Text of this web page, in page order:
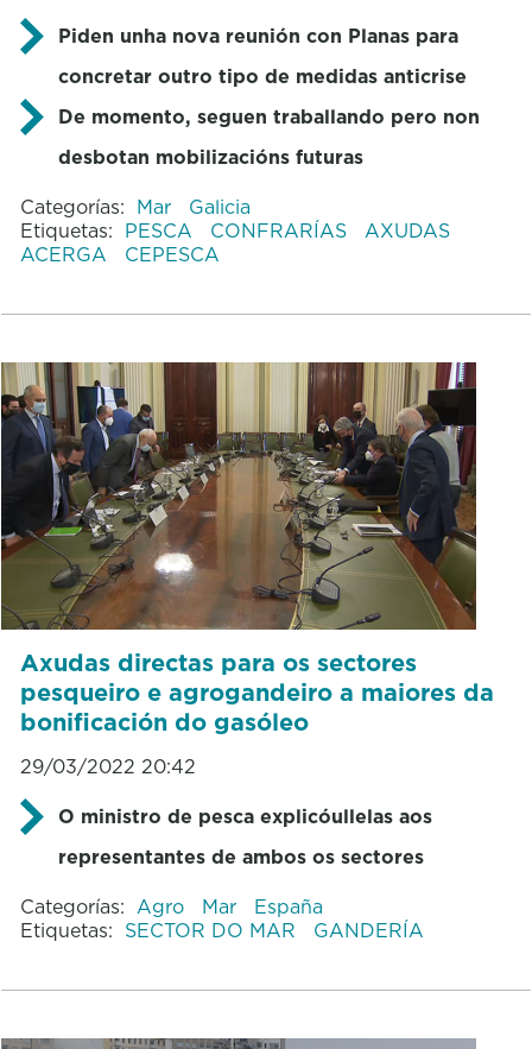
Piden unha nova reunión con Planas para
concretar outro tipo de medidas anticrise
De momento, seguen traballando pero non
desbotan mobilizacións futuras
Categorías: Mar
Galicia
Etiquetas: PESCA CONFRARÍAS
AXUDAS
ACERGA
CEPESCA
Axudas directas para os sectores
pesqueiro e agrogandeiro a maiores da
bonificación do gasóleo
29/03/2022 20:42
O ministro de pesca explicóullelas aos
representantes de ambos os sectores
Categorías: Agro Mar
España
Etiquetas: SECTOR DO MAR GANDERÍA